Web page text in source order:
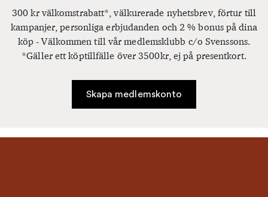
300 kr välkomstrabatt*, välkurerade nyhetsbrev, förtur till
kampanjer, personliga erbjudanden och 2 % bonus på dina
köp - Välkommen till vår medlemsklubb c/o Svenssons.
*Gäller ett köptillfälle över 3500kr, ej på presentkort.
Skapa medlemskonto